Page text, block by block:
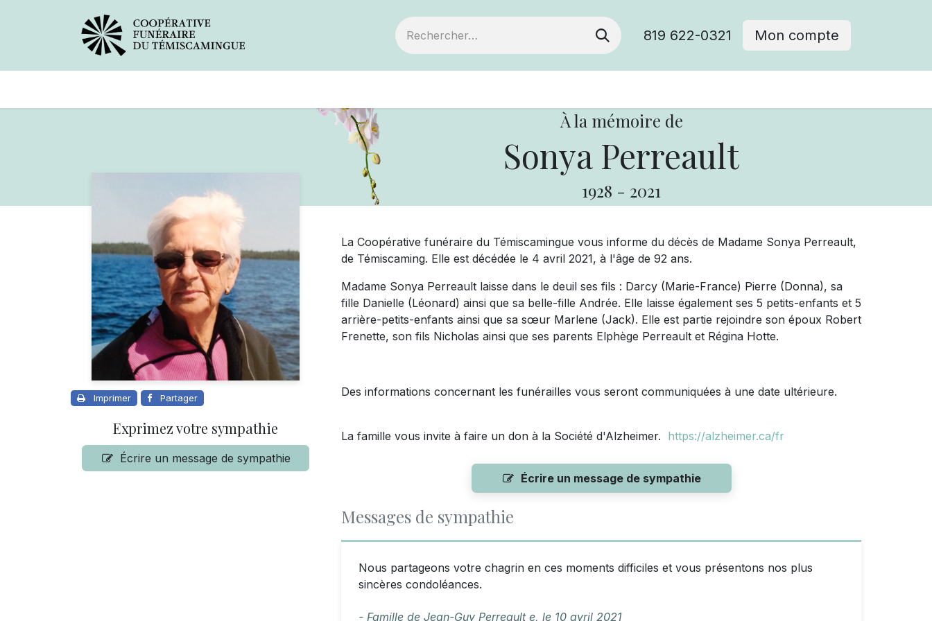
819 622-0321 Mon compte
À la mémoire de
Sonya Perreault
1928 - 2021
Imprimer Partager
Exprimez votre sympathie
Écrire un message de sympathie
La Coopérative funéraire du Témiscamingue vous informe du décès de Madame Sonya Perreault,
de Témiscaming. Elle est décédée le 4 avril 2021, à l'âge de 92 ans.
Madame Sonya Perreault laisse dans le deuil ses fils : Darcy (Marie-France) Pierre (Donna), sa
fille Danielle (Léonard) ainsi que sa belle-fille Andrée. Elle laisse également ses 5 petits-enfants et 5
arrière-petits-enfants ainsi que sa sœur Marlene (Jack). Elle est partie rejoindre son époux Robert
Frenette, son fils Nicholas ainsi que ses parents Elphège Perreault et Régina Hotte.
Des informations concernant les funérailles vous seront communiquées à une date ultérieure.
La famille vous invite à faire un don à la Société d'Alzheimer. https://alzheimer.ca/fr
Écrire un message de sympathie
Messages de sympathie
Nous partageons votre chagrin en ces moments difficiles et vous présentons nos plus
sincères condoléances.
- Famille de Jean-Guy Perreault e, le 10 avril 2021